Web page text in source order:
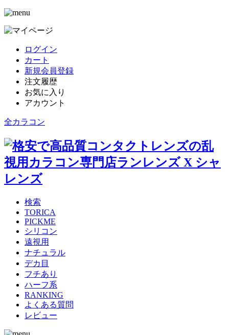
ログイン
カート
新規会員登録
注文履歴
お気に入り
アカウント
全カラコン
検索
TORICA
PICKME
シリコン
遠視用
ナチュラル
デカ目
フチあり
ハーフ系
RANKING
よくある質問
レビュー